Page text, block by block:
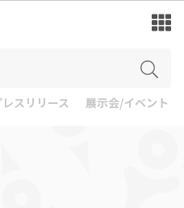
レスリリース 展示会/イベント